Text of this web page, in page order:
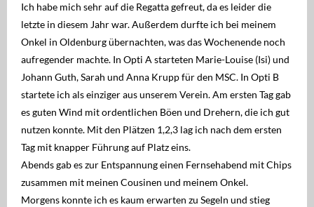
MSC Racing Team is coming
IDM ILCA Masters Championship
Ich habe mich sehr auf die Regatta gefreut, da es leider die
letzte in diesem Jahr war. Außerdem durfte ich bei meinem
Onkel in Oldenburg übernachten, was das Wochenende noch
aufregender machte. In Opti A starteten Marie-Louise (Isi) und
Johann Guth, Sarah und Anna Krupp für den MSC. In Opti B
startete ich als einziger aus unserem Verein. Am ersten Tag gab
es guten Wind mit ordentlichen Böen und Drehern, die ich gut
nutzen konnte. Mit den Plätzen 1,2,3 lag ich nach dem ersten
Tag mit knapper Führung auf Platz eins.
Abends gab es zur Entspannung einen Fernsehabend mit Chips
zusammen mit meinen Cousinen und meinem Onkel.
Morgens konnte ich es kaum erwarten zu Segeln und stieg